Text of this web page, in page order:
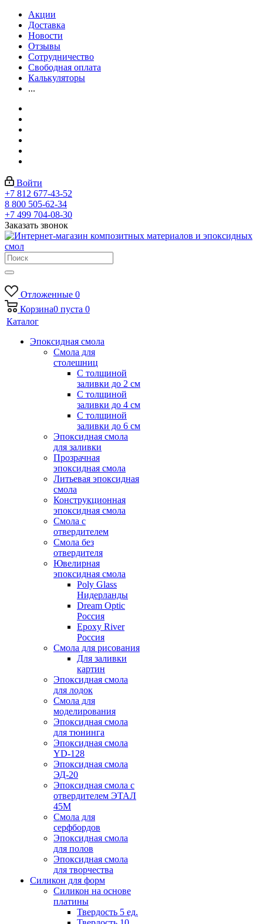
Акции
Доставка
Новости
Отзывы
Сотрудничество
Свободная оплата
Калькуляторы
...
Войти
+7 812 677-43-52
8 800 505-62-34
+7 499 704-08-30
Заказать звонок
Отложенные 0
Корзина0 пуста 0
Каталог
Эпоксидная смола
Смола для
столешниц
С толщиной
заливки до 2 см
С толщиной
заливки до 4 см
С толщиной
заливки до 6 см
Эпоксидная смола
для заливки
Прозрачная
эпоксидная смола
Литьевая эпоксидная
смола
Конструкционная
эпоксидная смола
Смола с
отвердителем
Смола без
отвердителя
Ювелирная
эпоксидная смола
Poly Glass
Нидерланды
Dream Optic
Россия
Epoxy River
Россия
Смола для рисования
Для заливки
картин
Эпоксидная смола
для лодок
Смола для
моделирования
Эпоксидная смола
для тюнинга
Эпоксидная смола
YD-128
Эпоксидная смола
ЭД-20
Эпоксидная смола с
отвердителем ЭТАЛ
45М
Смола для
серфбордов
Эпоксидная смола
для полов
Эпоксидная смола
для творчества
Силикон для форм
Силикон на основе
платины
Твердость 5 ед.